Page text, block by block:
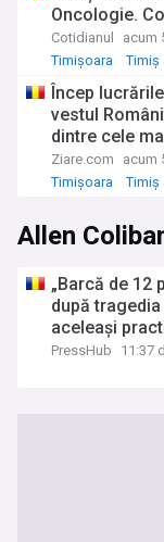
Oncologie.
Cotidianul
acum
Timișoara
Timiș
Încep
vestul
dintre cele
țară
Ziare.com
acum
Timișoara
Timiș
Allen
„Barcă de 12
după
aceleași
PressHub 11:37